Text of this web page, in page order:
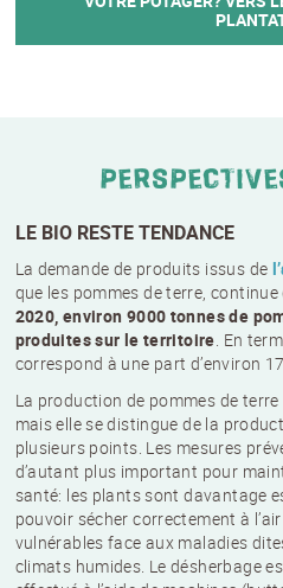
LE BIO RESTE TENDANCE
La demande de produits issus de
que les pommes de terre, continue
2020, environ 9000 tonnes de
produites sur le territoire. En
correspond à une part d’environ
La production de pommes de
mais elle se distingue de la
plusieurs points. Les mesures
d’autant plus important pour
santé: les plants sont davantage
pouvoir sécher correctement à
vulnérables face aux maladies
climats humides. Le désherbage